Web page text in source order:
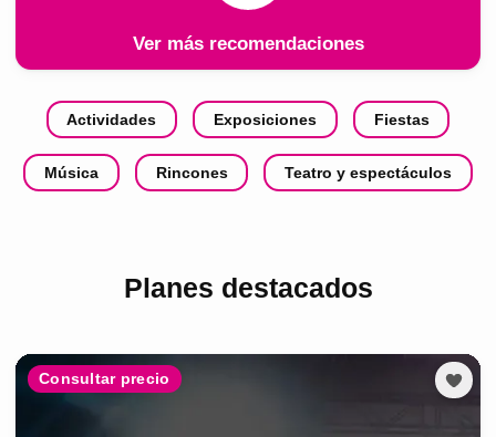
Ver más recomendaciones
Actividades Exposiciones Fiestas
Música Rincones Teatro y espectáculos
Planes destacados
Consultar precio